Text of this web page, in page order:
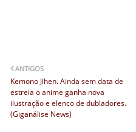
ANTIGOS
Kemono Jihen. Ainda sem data de
estreia o anime ganha nova
ilustração e elenco de dubladores.
(Giganálise News)